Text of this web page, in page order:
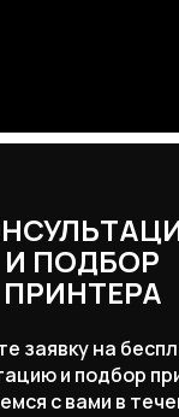
И ПОДБОР
ПРИНТЕРА
заявку на
и подбор
с вами в